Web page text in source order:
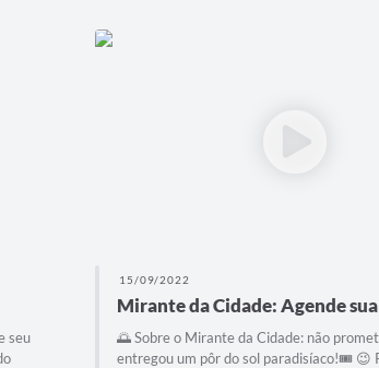
seu
15/09/2022
Mirante da Cidade: Agende
🌅 Sobre o Mirante da Cidade: não
entregou um pôr do sol paradisíaco!🎟️ 😉